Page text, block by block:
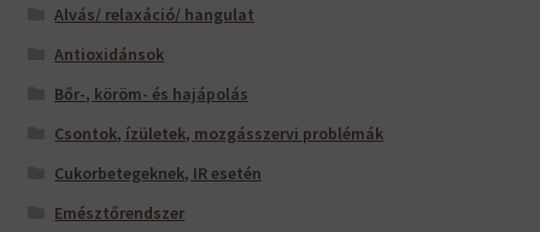
Alvás/ relaxáció/ hangulat
Antioxidánsok
Bőr-, köröm- és hajápolás
Csontok, ízületek, mozgásszervi problémák
Cukorbetegeknek, IR esetén
Emésztőrendszer